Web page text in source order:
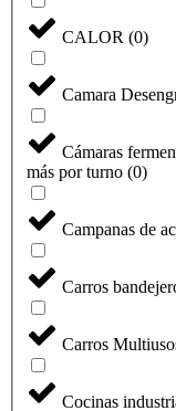
CALOR (0)
Camara
Cámaras
más por turno (0)
Campanas de
Carros
Carros
Cocinas